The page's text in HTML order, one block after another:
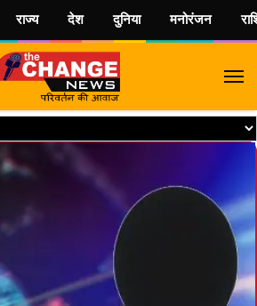
राज्य देश दुनिया मनोरंजन